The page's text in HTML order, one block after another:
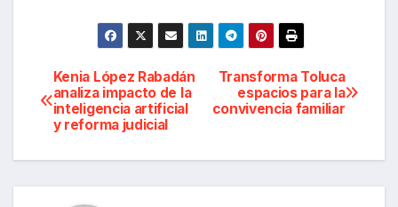
Navegación
de
entradas
Transforma Toluca
espacios para la
convivencia familiar
Kenia López Rabadán
analiza impacto de la
inteligencia artificial
y reforma judicial